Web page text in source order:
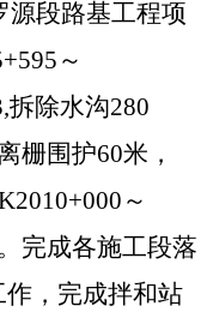
源段路基工程项
～
拆除水沟280
栅围护60米，
～
完成各施工段落
，完成拌和站